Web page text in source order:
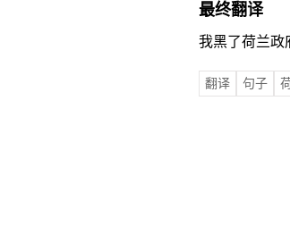
最终翻译
我黑了荷兰政
翻译 句子